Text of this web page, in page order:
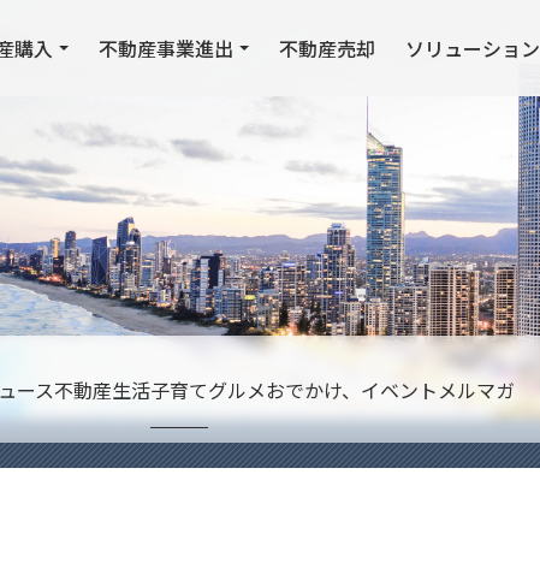
購入 不動産事業進出 不動産売却 ソリューション
ース不動産生活子育てグルメおでかけ、イベント メルマガ